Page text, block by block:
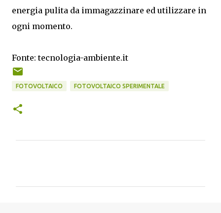
energia pulita da immagazzinare ed utilizzare in
ogni momento.
Fonte: tecnologia-ambiente.it
FOTOVOLTAICO FOTOVOLTAICO SPERIMENTALE